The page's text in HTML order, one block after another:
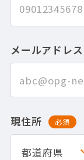
メールアドレス
現住所 必須